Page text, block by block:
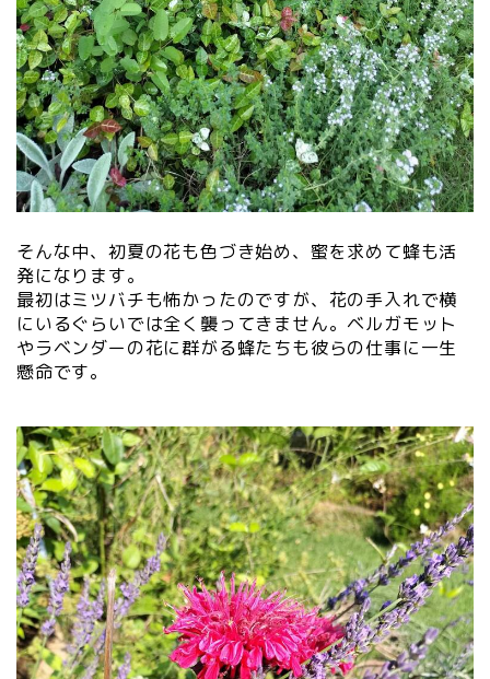
そんな中、初夏の花も色づき始め、蜜を求めて蜂も活
発になります。
最初はミツバチも怖かったのですが、花の手入れで横
にいるぐらいでは全く襲ってきません。ベルガモット
やラベンダーの花に群がる蜂たちも彼らの仕事に一生
懸命です。